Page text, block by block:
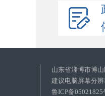
山东省淄博市博
建议电脑屏幕分
鲁ICP备